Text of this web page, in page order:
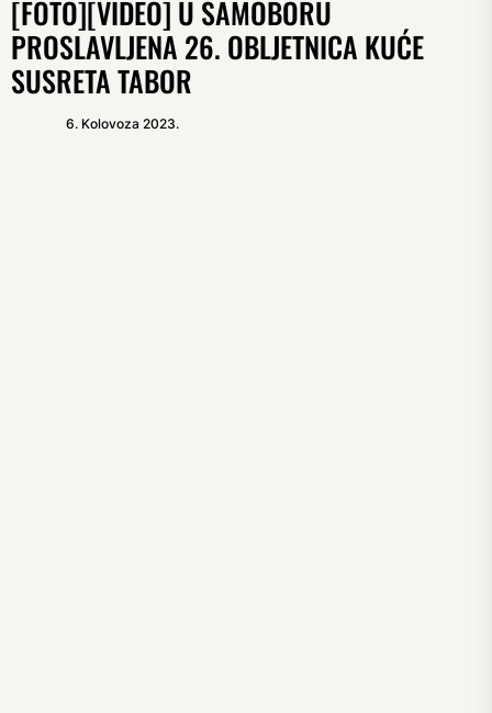
[FOTO][VIDEO] U SAMOBORU
PROSLAVLJENA 26. OBLJETNICA KUĆE
SUSRETA TABOR
6. Kolovoza 2023.